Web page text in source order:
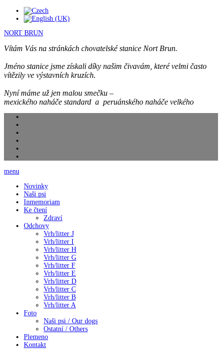
NORT BRUN
Vítám Vás na stránkách chovatelské stanice Nort Brun.
Jméno stanice jsme získali díky našim čivavám, které velmi často
vítězily ve výstavních kruzích.
Nyní máme už jen malou smečku –
mexického naháče standard a peruánského naháče velkého
menu
Novinky
Naši psi
Inmemoriam
Ke čtení
Zdraví
Odchovy
Vrh/litter J
Vrh/litter I
Vrh/litter H
Vrh/litter G
Vrh/litter F
Vrh/litter E
Vrh/litter D
Vrh/litter C
Vrh/litter B
Vrh/litter A
Foto
Naši psi / Our dogs
Ostatní / Others
Plemeno
Kontakt